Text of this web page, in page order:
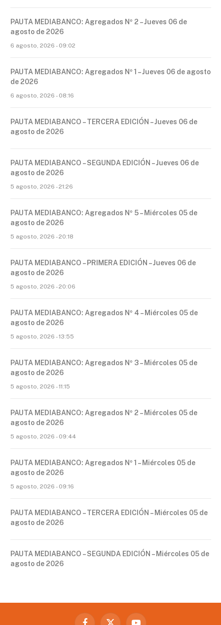
PAUTA MEDIABANCO: Agregados Nº 2 – Jueves 06 de
agosto de 2026
6 agosto, 2026 - 09:02
PAUTA MEDIABANCO: Agregados Nº 1 – Jueves 06 de agosto
de 2026
6 agosto, 2026 - 08:16
PAUTA MEDIABANCO – TERCERA EDICIÓN – Jueves 06 de
agosto de 2026
PAUTA MEDIABANCO – SEGUNDA EDICIÓN – Jueves 06 de
agosto de 2026
5 agosto, 2026 - 21:26
PAUTA MEDIABANCO: Agregados Nº 5 – Miércoles 05 de
agosto de 2026
5 agosto, 2026 - 20:18
PAUTA MEDIABANCO – PRIMERA EDICIÓN – Jueves 06 de
agosto de 2026
5 agosto, 2026 - 20:06
PAUTA MEDIABANCO: Agregados Nº 4 – Miércoles 05 de
agosto de 2026
5 agosto, 2026 - 13:55
PAUTA MEDIABANCO: Agregados Nº 3 – Miércoles 05 de
agosto de 2026
5 agosto, 2026 - 11:15
PAUTA MEDIABANCO: Agregados Nº 2 – Miércoles 05 de
agosto de 2026
5 agosto, 2026 - 09:44
PAUTA MEDIABANCO: Agregados Nº 1 – Miércoles 05 de
agosto de 2026
5 agosto, 2026 - 09:16
PAUTA MEDIABANCO – TERCERA EDICIÓN – Miércoles 05 de
agosto de 2026
PAUTA MEDIABANCO – SEGUNDA EDICIÓN – Miércoles 05 de
agosto de 2026